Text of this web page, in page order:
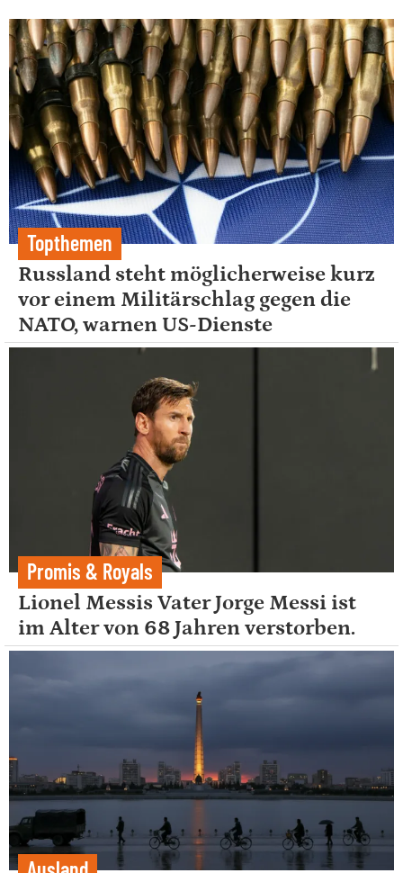
Topthemen
Russland steht möglicherweise kurz
vor einem Militärschlag gegen die
NATO, warnen US-Dienste
Promis & Royals
Lionel Messis Vater Jorge Messi ist
im Alter von 68 Jahren verstorben.